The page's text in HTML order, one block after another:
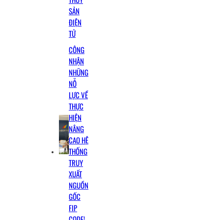
SẢN
ĐIỆN
TỬ
CÔNG
NHẬN
NHỮNG
NỖ
LỰC VỀ
THỰC
HIỆN
NÂNG
CAO HỆ
THỐNG
TRUY
XUẤT
NGUỒN
GỐC
FIP